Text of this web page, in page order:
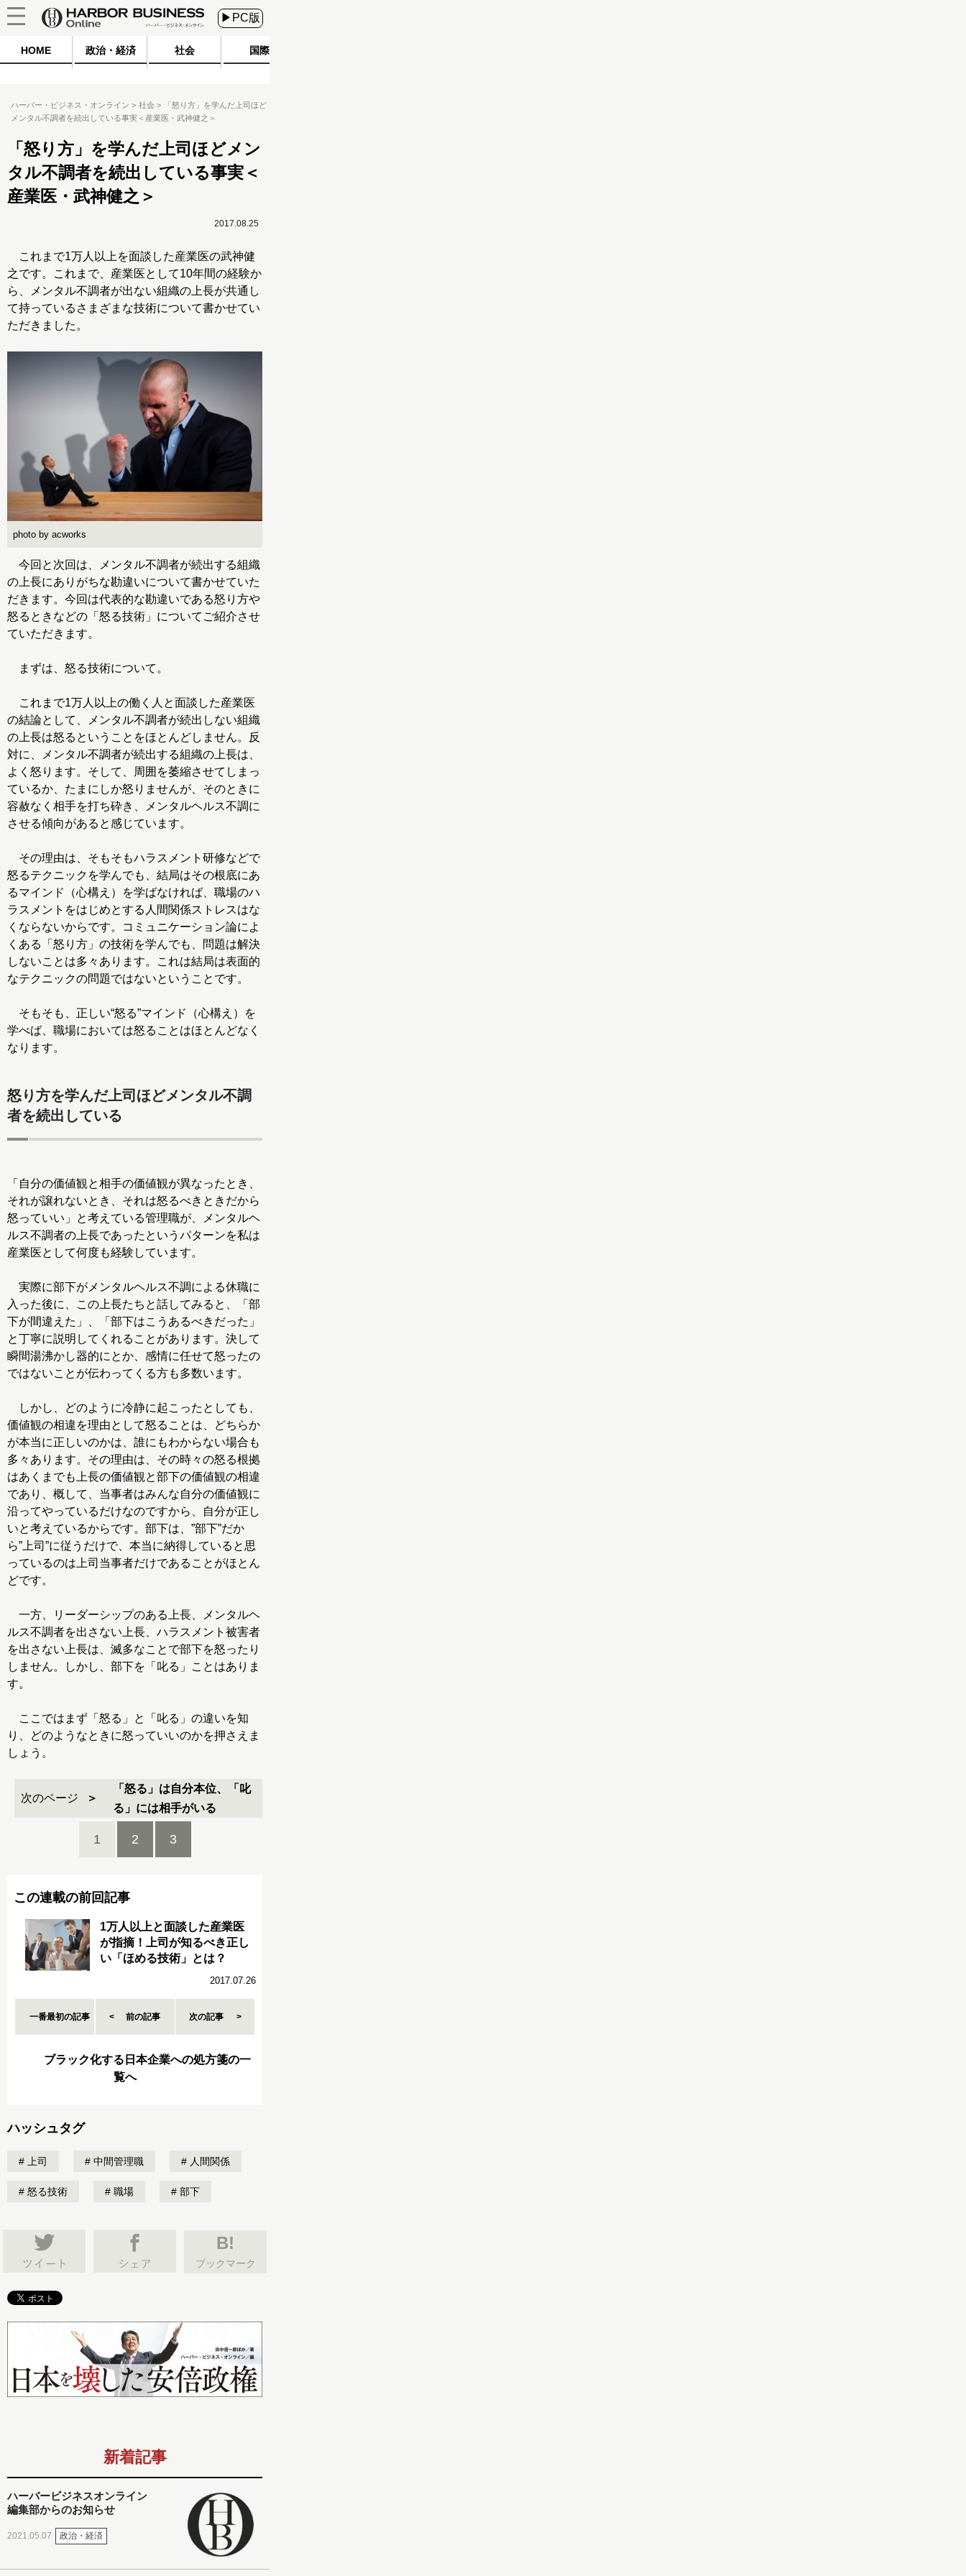
▶PC版
HOME 政治・経済 社会 国際
ハーバー・ビジネス・オンライン 社会
「怒り方」を学んだ上司ほど
メンタル不調者を続出している事実＜産業医・武神健之＞
「怒り方」を学んだ上司ほどメン
タル不調者を続出している事実＜
産業医・武神健之＞
2017.08.25
これまで1万人以上を面談した産業医の武神健
之です。これまで、産業医として10年間の経験か
ら、メンタル不調者が出ない組織の上長が共通し
て持っているさまざまな技術について書かせてい
ただきました。
photo by acworks
今回と次回は、メンタル不調者が続出する組織
の上長にありがちな勘違いについて書かせていた
だきます。今回は代表的な勘違いである怒り方や
怒るときなどの「怒る技術」についてご紹介させ
ていただきます。
まずは、怒る技術について。
これまで1万人以上の働く人と面談した産業医
の結論として、メンタル不調者が続出しない組織
の上長は怒るということをほとんどしません。反
対に、メンタル不調者が続出する組織の上長は、
よく怒ります。そして、周囲を萎縮させてしまっ
ているか、たまにしか怒りませんが、そのときに
容赦なく相手を打ち砕き、メンタルヘルス不調に
させる傾向があると感じています。
その理由は、そもそもハラスメント研修などで
怒るテクニックを学んでも、結局はその根底にあ
るマインド（心構え）を学ばなければ、職場のハ
ラスメントをはじめとする人間関係ストレスはな
くならないからです。コミュニケーション論によ
くある「怒り方」の技術を学んでも、問題は解決
しないことは多々あります。これは結局は表面的
なテクニックの問題ではないということです。
そもそも、正しい“怒る”マインド（心構え）を
学べば、職場においては怒ることはほとんどなく
なります。
怒り方を学んだ上司ほどメンタル不調
者を続出している
「自分の価値観と相手の価値観が異なったとき、
それが譲れないとき、それは怒るべきときだから
怒っていい」と考えている管理職が、メンタルヘ
ルス不調者の上長であったというパターンを私は
産業医として何度も経験しています。
実際に部下がメンタルヘルス不調による休職に
入った後に、この上長たちと話してみると、「部
下が間違えた」、「部下はこうあるべきだった」
と丁寧に説明してくれることがあります。決して
瞬間湯沸かし器的にとか、感情に任せて怒ったの
ではないことが伝わってくる方も多数います。
しかし、どのように冷静に起こったとしても、
価値観の相違を理由として怒ることは、どちらか
が本当に正しいのかは、誰にもわからない場合も
多々あります。その理由は、その時々の怒る根拠
はあくまでも上長の価値観と部下の価値観の相違
であり、概して、当事者はみんな自分の価値観に
沿ってやっているだけなのですから、自分が正し
いと考えているからです。部下は、”部下”だか
ら”上司”に従うだけで、本当に納得していると思
っているのは上司当事者だけであることがほとん
どです。
一方、リーダーシップのある上長、メンタルヘ
ルス不調者を出さない上長、ハラスメント被害者
を出さない上長は、滅多なことで部下を怒ったり
しません。しかし、部下を「叱る」ことはありま
す。
ここではまず「怒る」と「叱る」の違いを知
り、どのようなときに怒っていいのかを押さえま
しょう。
次のページ
「怒る」は自分本位、「叱
る」には相手がいる
1 2 3
この連載の前回記事
1万人以上と面談した産業医
が指摘！上司が知るべき正し
い「ほめる技術」とは？
2017.07.26
一番最初の記事 前の記事 次の記事
ブラック化する日本企業への処方箋の一
覧へ
ハッシュタグ
上司 中間管理職 人間関係
怒る技術 職場 部下
B!
ブックマーク
新着記事
ハーバービジネスオンライン
編集部からのお知らせ
2021.05.07 政治・経済